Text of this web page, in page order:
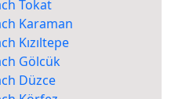
Tokat
Karaman
Kızıltepe
Gölcük
Düzce